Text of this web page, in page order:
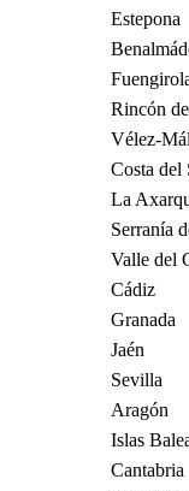
Estepona
Rincón
Vélez-
Costa del
La
Serranía
Valle del
Cádiz
Granada
Jaén
Sevilla
Aragón
Islas
Cantabria